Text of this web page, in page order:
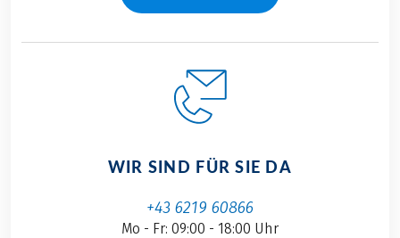
WIR SIND FÜR SIE DA
+43 6219 60866
Mo - Fr: 09:00 - 18:00 Uhr